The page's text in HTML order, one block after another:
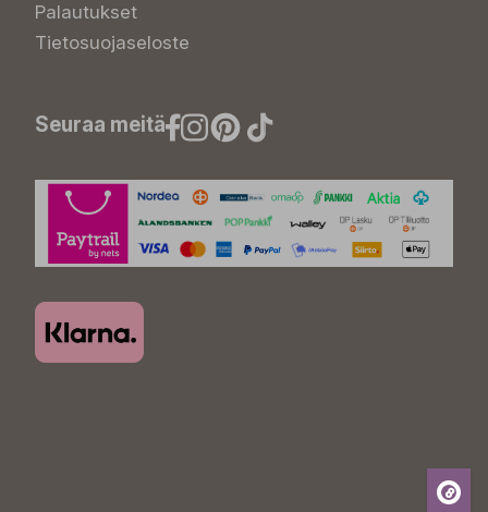
Palautukset
Tietosuojaseloste
Seuraa meitä